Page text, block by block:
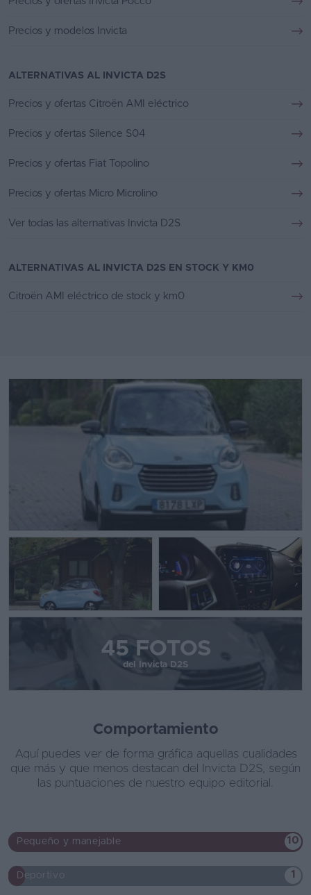
Precios y modelos Invicta
ALTERNATIVAS AL INVICTA D2S
Precios y ofertas Citroën AMI eléctrico
Precios y ofertas Silence S04
Precios y ofertas Fiat Topolino
Precios y ofertas Micro Microlino
Ver todas las alternativas Invicta D2S
ALTERNATIVAS AL INVICTA D2S EN STOCK Y KM0
Citroën AMI eléctrico de stock y km0
45 FOTOS
del Invicta D2S
Comportamiento
Aquí puedes ver de forma gráfica aquellas cualidades
que más y que menos destacan del Invicta D2S, según
las puntuaciones de nuestro equipo editorial.
Pequeño y manejable 10
Deportivo 1